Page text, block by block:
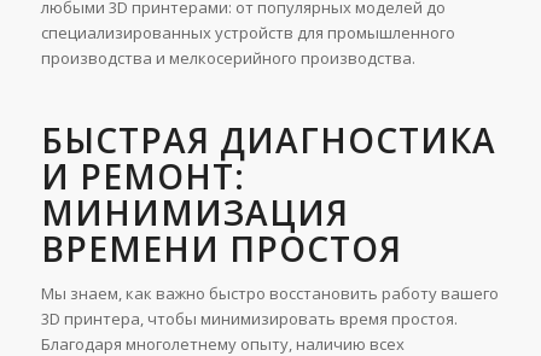
любыми 3D принтерами: от популярных моделей до
специализированных устройств для промышленного
производства и мелкосерийного производства.
БЫСТРАЯ ДИАГНОСТИКА
И РЕМОНТ:
МИНИМИЗАЦИЯ
ВРЕМЕНИ ПРОСТОЯ
Мы знаем, как важно быстро восстановить работу вашего
3D принтера, чтобы минимизировать время простоя.
Благодаря многолетнему опыту, наличию всех